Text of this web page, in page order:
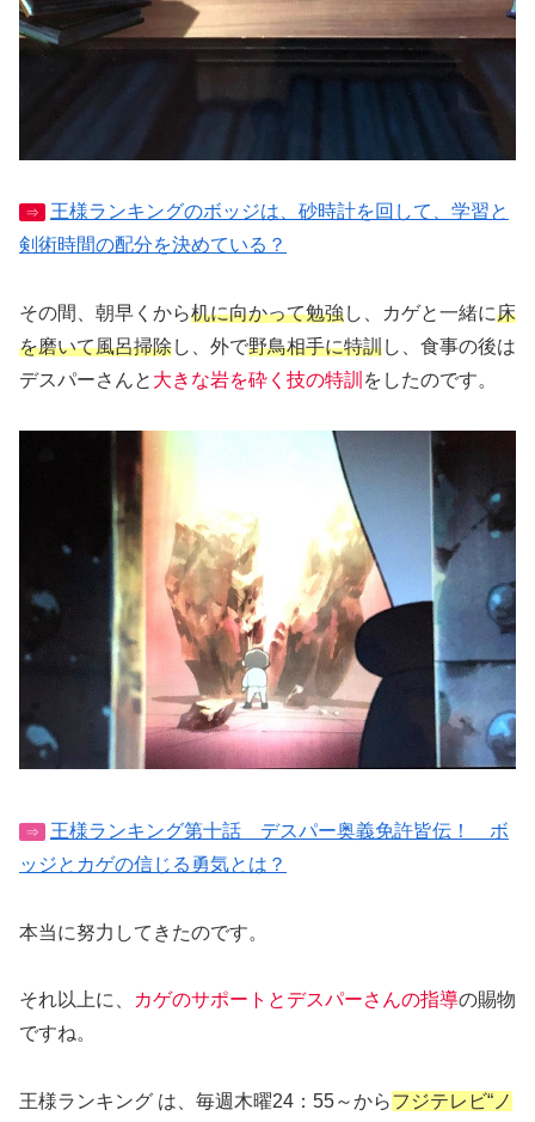
⇒
王様ランキングのボッジは、砂時計を回して、学習と
剣術時間の配分を決めている？
その間、朝早くから机に向かって勉強し、カゲと一緒に床
を磨いて風呂掃除し、外で野鳥相手に特訓し、食事の後は
デスパーさんと 大きな岩を砕く技の特訓 をしたのです。
⇒
王様ランキング第十話 デスパー奥義免許皆伝！ ボ
ッジとカゲの信じる勇気とは？
本当に努力してきたのです。
それ以上に、 カゲのサポートとデスパーさんの指導の賜物
ですね。
王様ランキング は、毎週木曜24：55～からフジテレビ“ノ